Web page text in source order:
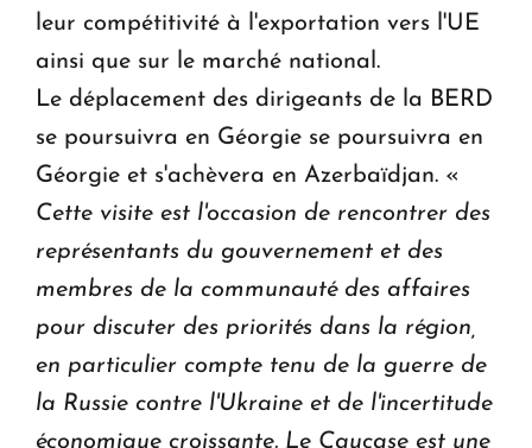
leur compétitivité à l'exportation vers l'UE
ainsi que sur le marché national.
Le déplacement des dirigeants de la BERD
se poursuivra en Géorgie se poursuivra en
Géorgie et s'achèvera en Azerbaïdjan. «
Cette visite est l'occasion de rencontrer des
représentants du gouvernement et des
membres de la communauté des affaires
pour discuter des priorités dans la région,
en particulier compte tenu de la guerre de
la Russie contre l'Ukraine et de l'incertitude
économique croissante. Le Caucase est une